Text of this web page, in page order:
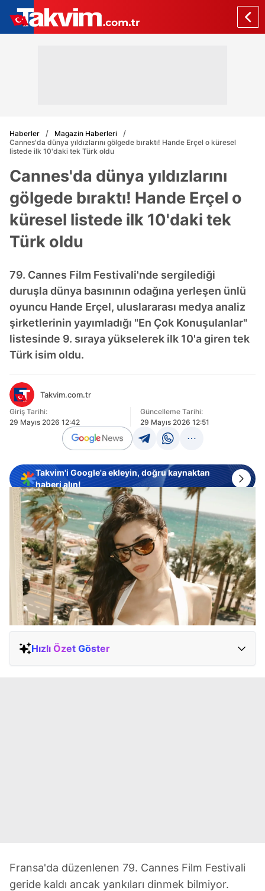
Haberler
Magazin Haberleri
Cannes'da dünya yıldızlarını gölgede bıraktı! Hande Erçel o küresel
listede ilk 10'daki tek Türk oldu
Cannes'da dünya yıldızlarını
gölgede bıraktı! Hande Erçel o
küresel listede ilk 10'daki tek
Türk oldu
79. Cannes Film Festivali'nde sergilediği
duruşla dünya basınının odağına yerleşen ünlü
oyuncu Hande Erçel, uluslararası medya analiz
şirketlerinin yayımladığı "En Çok Konuşulanlar"
listesinde 9. sıraya yükselerek ilk 10'a giren tek
Türk isim oldu.
Takvim.com.tr
Giriş Tarihi:
29 Mayıs 2026 12:42
Güncelleme Tarihi:
29 Mayıs 2026 12:51
Takvim'i Google'a ekleyin, doğru kaynaktan
haberi alın!
Hızlı Özet Göster
Fransa'da düzenlenen 79. Cannes Film Festivali
geride kaldı ancak yankıları dinmek bilmiyor.